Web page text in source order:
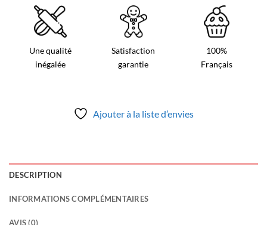
Une qualité
inégalée
Satisfaction
garantie
100%
Français
Ajouter à la liste d’envies
DESCRIPTION
INFORMATIONS COMPLÉMENTAIRES
AVIS (0)